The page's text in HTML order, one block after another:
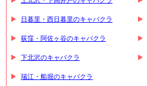
日暮里・西日暮里のキャバクラ
荻窪・阿佐ヶ谷のキャバクラ
下北沢のキャバクラ
瑞江・船堀のキャバクラ